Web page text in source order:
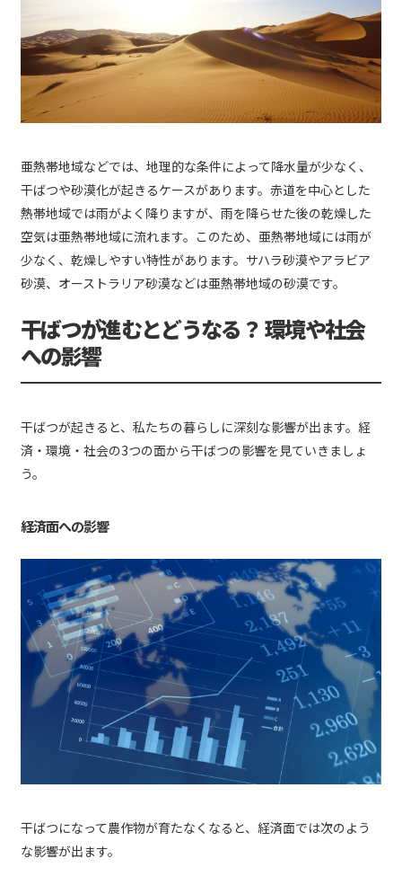
亜熱帯地域などでは、地理的な条件によって降水量が少なく、
干ばつや砂漠化が起きるケースがあります。赤道を中心とした
熱帯地域では雨がよく降りますが、雨を降らせた後の乾燥した
空気は亜熱帯地域に流れます。このため、亜熱帯地域には雨が
少なく、乾燥しやすい特性があります。サハラ砂漠やアラビア
砂漠、オーストラリア砂漠などは亜熱帯地域の砂漠です。
干ばつが進むとどうなる？ 環境や社会
への影響
干ばつが起きると、私たちの暮らしに深刻な影響が出ます。経
済・環境・社会の3つの面から干ばつの影響を見ていきましょ
う。
経済面への影響
干ばつになって農作物が育たなくなると、経済面では次のよう
な影響が出ます。